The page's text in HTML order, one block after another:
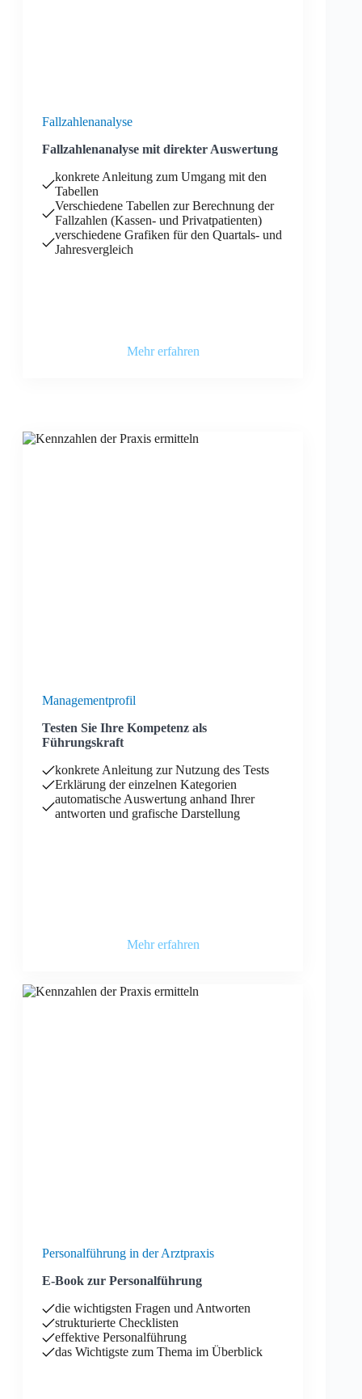
Fallzahlenanalyse
Fallzahlenanalyse mit direkter Auswertung
konkrete Anleitung zum Umgang mit den
Tabellen
Verschiedene Tabellen zur Berechnung der
Fallzahlen (Kassen- und Privatpatienten)
verschiedene Grafiken für den Quartals- und
Jahresvergleich
Mehr erfahren
Managementprofil
Testen Sie Ihre Kompetenz als
Führungskraft
konkrete Anleitung zur Nutzung des Tests
Erklärung der einzelnen Kategorien
automatische Auswertung anhand Ihrer
antworten und grafische Darstellung
Mehr erfahren
Personalführung in der Arztpraxis
E-Book zur Personalführung
die wichtigsten Fragen und Antworten
strukturierte Checklisten
effektive Personalführung
das Wichtigste zum Thema im Überblick